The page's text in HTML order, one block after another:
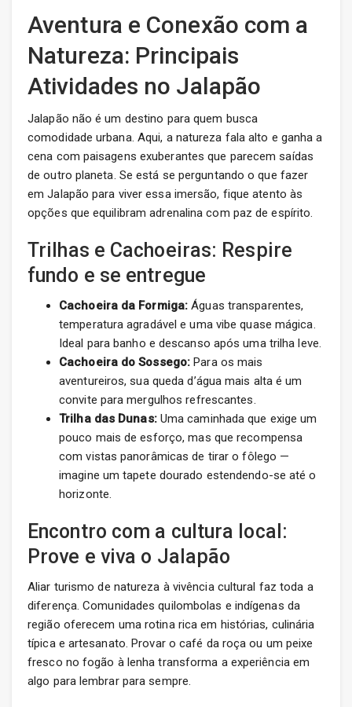
Aventura e Conexão com a
Natureza: Principais
Atividades no Jalapão
Jalapão não é um destino para quem busca
comodidade urbana. Aqui, a natureza fala alto e ganha a
cena com paisagens exuberantes que parecem saídas
de outro planeta. Se está se perguntando o que fazer
em Jalapão para viver essa imersão, fique atento às
opções que equilibram adrenalina com paz de espírito.
Trilhas e Cachoeiras: Respire
fundo e se entregue
Cachoeira da Formiga: Águas transparentes,
temperatura agradável e uma vibe quase mágica.
Ideal para banho e descanso após uma trilha leve.
Cachoeira do Sossego: Para os mais
aventureiros, sua queda d’água mais alta é um
convite para mergulhos refrescantes.
Trilha das Dunas:Uma caminhada que exige um
pouco mais de esforço, mas que recompensa
com vistas panorâmicas de tirar o fôlego —
imagine um tapete dourado estendendo-se até o
horizonte.
Encontro com a cultura local:
Prove e viva o Jalapão
Aliar turismo de natureza à vivência cultural faz toda a
diferença. Comunidades quilombolas e indígenas da
região oferecem uma rotina rica em histórias, culinária
típica e artesanato. Provar o café da roça ou um peixe
fresco no fogão à lenha transforma a experiência em
algo para lembrar para sempre.